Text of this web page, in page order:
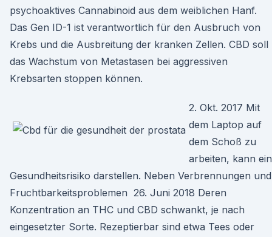
psychoaktives Cannabinoid aus dem weiblichen Hanf.
Das Gen ID-1 ist verantwortlich für den Ausbruch von
Krebs und die Ausbreitung der kranken Zellen. CBD soll
das Wachstum von Metastasen bei aggressiven
Krebsarten stoppen können.
2. Okt. 2017 Mit
dem Laptop auf
dem Schoß zu
arbeiten, kann ein
Gesundheitsrisiko darstellen. Neben Verbrennungen und
Fruchtbarkeitsproblemen 26. Juni 2018 Deren
Konzentration an THC und CBD schwankt, je nach
eingesetzter Sorte. Rezeptierbar sind etwa Tees oder